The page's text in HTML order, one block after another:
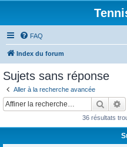
FAQ
Index du forum
Sujets sans réponse
Aller à la recherche avancée
36 résultats